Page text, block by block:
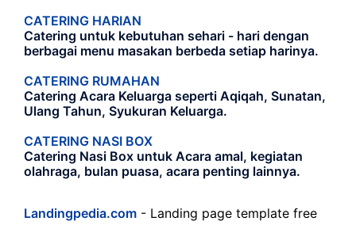
CATERING HARIAN
Catering untuk kebutuhan sehari - hari dengan
berbagai menu masakan berbeda setiap harinya.
CATERING RUMAHAN
Catering Acara Keluarga seperti Aqiqah, Sunatan,
Ulang Tahun, Syukuran Keluarga.
CATERING NASI BOX
Catering Nasi Box untuk Acara amal, kegiatan
olahraga, bulan puasa, acara penting lainnya.
Landingpedia.com - Landing page template free